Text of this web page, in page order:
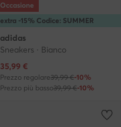
extra -15% Codice: SUMMER
Occasione
adidas
Sneakers · Bianco
Prezzo attuale
35,99 €
Prezzo regolare39,99 €-10%
Prezzo più basso39,99 €-10%